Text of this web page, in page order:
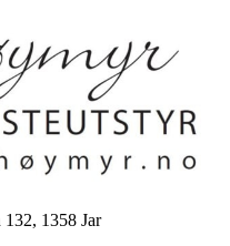
1358 Jar